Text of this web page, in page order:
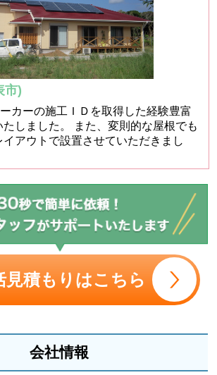
市)
カーの施工ＩＤを取得した経験豊富
しました。 また、変則的な屋根でも
アウトで設置させていただきまし
見積もりはこちら
会社情報